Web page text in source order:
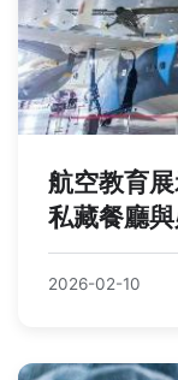
航空教育
私藏餐廳
2026-02-10